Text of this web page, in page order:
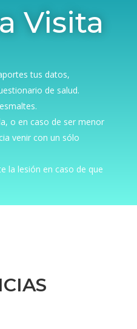
Visita
tus datos,
de salud.
o en caso de ser menor
venir con un sólo
la lesión en caso de que